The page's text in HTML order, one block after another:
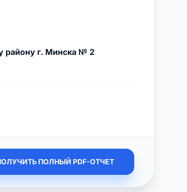
району г. Минска № 2
ПОЛНЫЙ PDF-ОТЧЕТ